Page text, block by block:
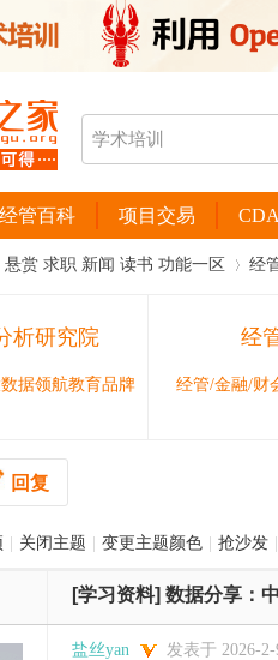
经管百科 项目交易
悬赏 求职 新闻 读书 功能一区 经
析研究院
据领航教育品牌
经
经管/金融/财
回复
关闭主题 变更主题颜色 抢沙发
[学习资料] 数据分享：
盐丝yan 发表于 2026-2-